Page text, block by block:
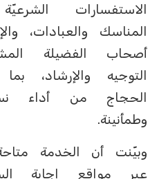
الاستفسارات
المناسك والعبادات،
أصحاب الفضيلة
التوجيه والإرشاد،
الحجاج من أداء
وطمأنينة.
وبيّنت أن الخدمة
عبر مواقع إجابة